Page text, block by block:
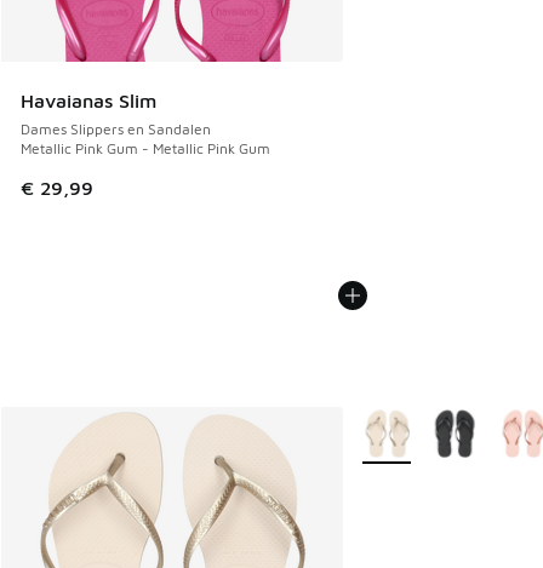
Havaianas Slim
Dames Slippers en Sandalen
Metallic Pink Gum - Metallic Pink Gum
€ 29,99
Meer kleuren